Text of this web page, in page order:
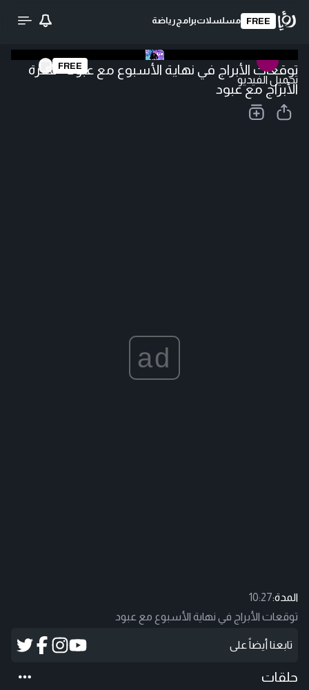
FREE مسلسلاتبرامج رياضة
تحميل الفيديو
FREE
توقعات الأبراج في نهاية الأسبوع مع عبود - فقرة
الأبراج مع عبود
ad
المدة:10:27
توقعات الأبراج في نهاية الأسبوع مع عبود
تابعنا أيضاً على
حلقات